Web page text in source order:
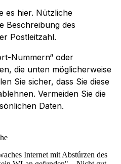
es hier. Nützliche
Beschreibung des
Postleitzahl.
Nummern“ oder
die unten möglicherweise
Sie sicher, dass Sie diese
Vermeiden Sie die
Daten.